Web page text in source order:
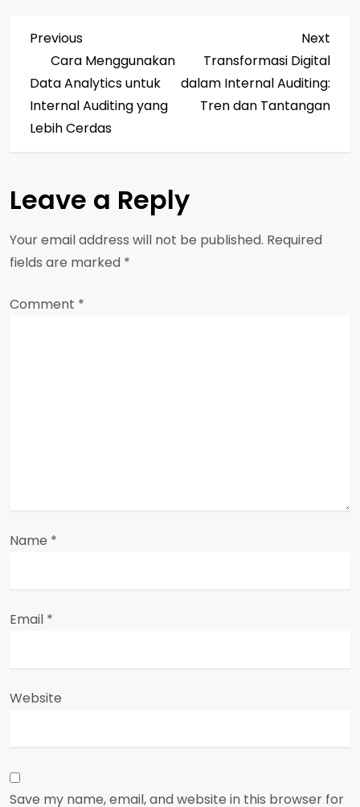
P
o
s
n
a
v
i
Previous
Post
Previous
Cara Menggunakan
Data Analytics untuk
Internal Auditing yang
Lebih Cerdas
Post
Next
Transformasi Digital
dalam Internal Auditing:
Tren dan Tantangan
Leave a Reply
Your email address will not be published. Required
fields are marked *
Comment *
Name *
Email *
Website
Save my name, email, and website in this browser for